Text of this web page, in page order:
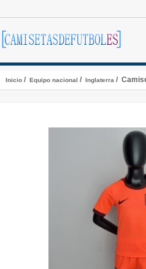
Inicio/ Equipo nacional / Inglaterra/